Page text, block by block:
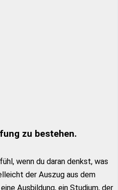
zu bestehen.
wenn du daran denkst, was
der Auszug aus dem
Ausbildung, ein Studium, der